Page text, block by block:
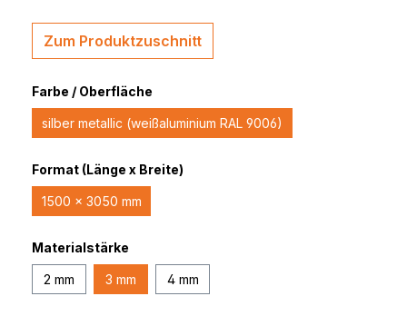
Zum Produktzuschnitt
Farbe / Oberfläche
silber metallic (weißaluminium RAL 9006)
Format (Länge x Breite)
1500 x 3050 mm
Materialstärke
2 mm 3 mm 4 mm